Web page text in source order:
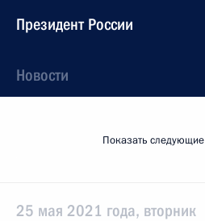
Президент России
Новости
Показать
25 мая 2021 года, вторник